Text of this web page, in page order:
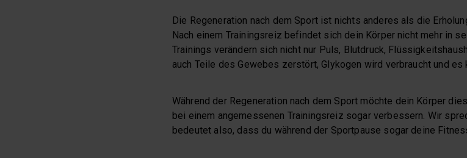
Die Regeneration nach dem Sport ist nichts anderes als die
Nach einem Trainingsreiz befindet sich dein Körper nicht mehr in
Trainings verändern sich nicht nur Puls, Blutdruck,
auch Teile des Gewebes zerstört, Glykogen wird verbraucht und
Während der Regeneration nach dem Sport möchte dein Körper
bei einem angemessenen Trainingsreiz sogar verbessern. Wir
bedeutet also, dass du während der Sportpause sogar deine